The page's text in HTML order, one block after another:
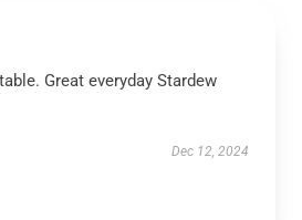
Great everyday Stardew
Dec 12, 2024